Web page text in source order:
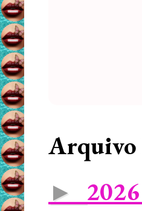
Arquivo
► 2026